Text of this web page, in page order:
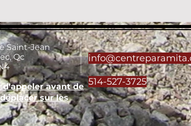
Saint-Jean
Qc
d'appeler avant de
sur les
514-527-3725